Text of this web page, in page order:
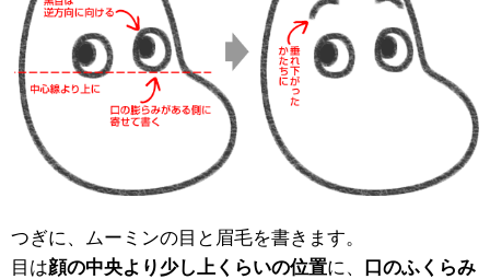
つぎに、ムーミンの目と眉毛を書きます。
目は顔の中央より少し上くらいの位置に、
口のふくらみ